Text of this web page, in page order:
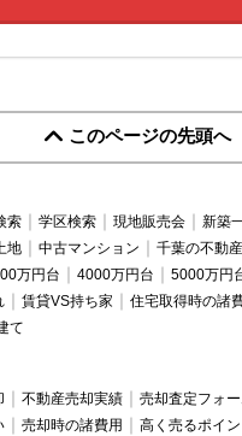
このページの先頭へ
索 学区検索 現地販売会
新築
地 中古マンション 千葉の不動産
万円台 4000万円台
5000万円
賃貸VS持ち家
住宅取得時の諸
て
不動産売却実績 売却査定フォ
売却時の諸費用
高く売るポイン